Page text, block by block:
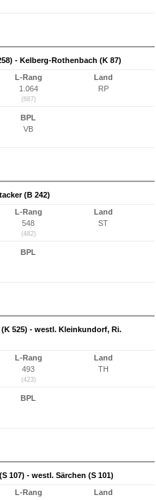
- Kelberg-Rothenbach (K 87)
L-Rang
1.064
(887)
Land
RP
BPL
VB
(B 242)
L-Rang
548
(482)
Land
ST
BPL
525) - westl. Kleinkundorf, Ri.
L-Rang
493
(423)
Land
TH
BPL
107) - westl. Särchen (S 101)
L-Rang
Land